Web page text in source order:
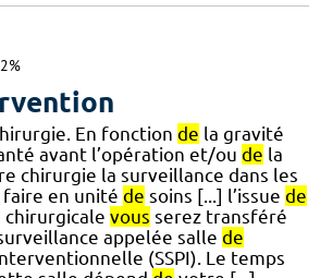
En fonction de la gravité
avant l’opération et/ou de la
chirurgie la surveillance dans les
faire en unité de soins [...] l’issue de
vous serez transféré
appelée salle de
(SSPI). Le temps